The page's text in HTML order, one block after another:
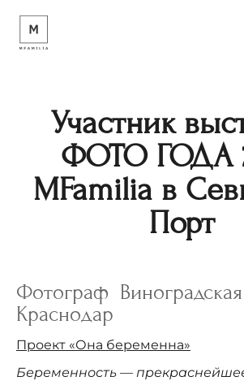
Участник
ФОТО ГОДА
MFamilia в
Порт
Фотограф Виноградская
Краснодар
Проект «Она беременна»
Беременность —